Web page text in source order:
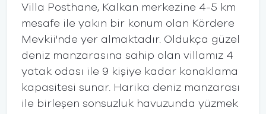
Villa Posthane, Kalkan merkezine 4-5 km
mesafe ile yakın bir konum olan Kördere
Mevkii'nde yer almaktadır. Oldukça güzel
deniz manzarasına sahip olan villamız 4
yatak odası ile 9 kişiye kadar konaklama
kapasitesi sunar. Harika deniz manzarası
ile birleşen sonsuzluk havuzunda yüzmek